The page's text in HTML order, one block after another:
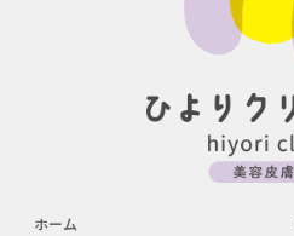
ホーム